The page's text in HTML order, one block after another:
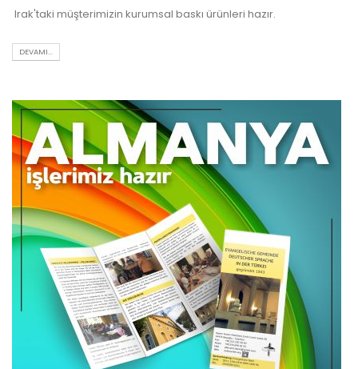
Irak'taki müşterimizin kurumsal baskı ürünleri hazır.
DEVAMI...